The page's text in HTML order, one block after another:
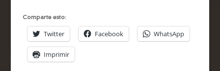
Comparte esto:
Twitter Facebook WhatsApp
Imprimir